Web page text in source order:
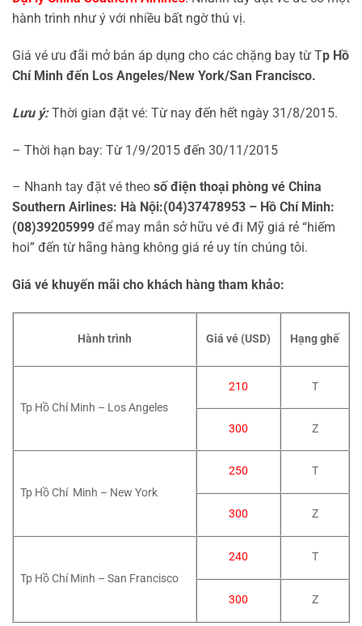
hành trình như ý với nhiều bất ngờ thú vị.
Giá vé ưu đãi mở bán áp dụng cho các chặng bay từ Tp Hồ
Chí Minh đến Los Angeles/New York/San Francisco.
Lưu ý:Thời gian đặt vé: Từ nay đến hết ngày 31/8/2015.
– Thời hạn bay: Từ 1/9/2015 đến 30/11/2015
– Nhanh tay đặt vé theo số điện thoại phòng vé China
Southern Airlines: Hà Nội:(04)37478953 – Hồ Chí Minh:
(08)39205999 để may mắn sở hữu vé đi Mỹ giá rẻ “hiếm
hoi” đến từ hãng hàng không giá rẻ uy tín chúng tôi.
Giá vé khuyến mãi cho khách hàng tham khảo:
Hành trình Giá vé (USD) Hạng ghế
Tp Hồ Chí Minh – Los Angeles
210 T
300 Z
Tp Hồ Chí Minh – New York
250 T
300 Z
Tp Hồ Chí Minh – San Francisco
240 T
300 Z